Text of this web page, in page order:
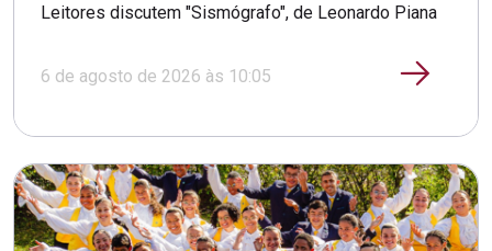
Leitores discutem "Sismógrafo", de Leonardo Piana
6 de agosto de 2026 às 10:05